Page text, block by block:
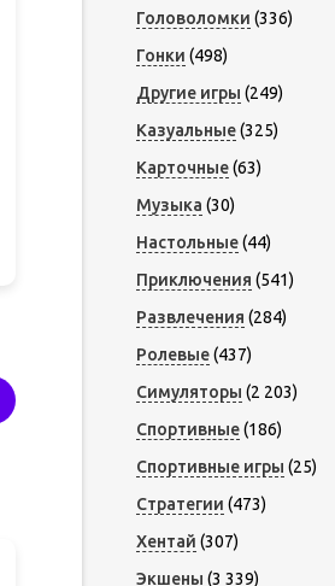
Головоломки (336)
Гонки (498)
Другие игры (249)
Казуальные(325)
Карточные(63)
Музыка (30)
Настольные(44)
Приключения (541)
Развлечения (284)
Ролевые(437)
Симуляторы (2 203)
Спортивные(186)
Спортивные игры (25)
Стратегии (473)
Хентай (307)
Экшены (3 339)